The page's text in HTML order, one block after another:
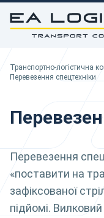
Ви тут:
Транспортно-логістична
Перевезення спецтехніки
Перевезення
«поставити на
зафіксованої
підйомі.